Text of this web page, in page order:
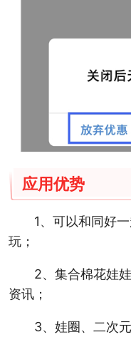
应用优势
1、可以和同好
玩；
2、集合棉花娃
资讯；
3、娃圈、二次